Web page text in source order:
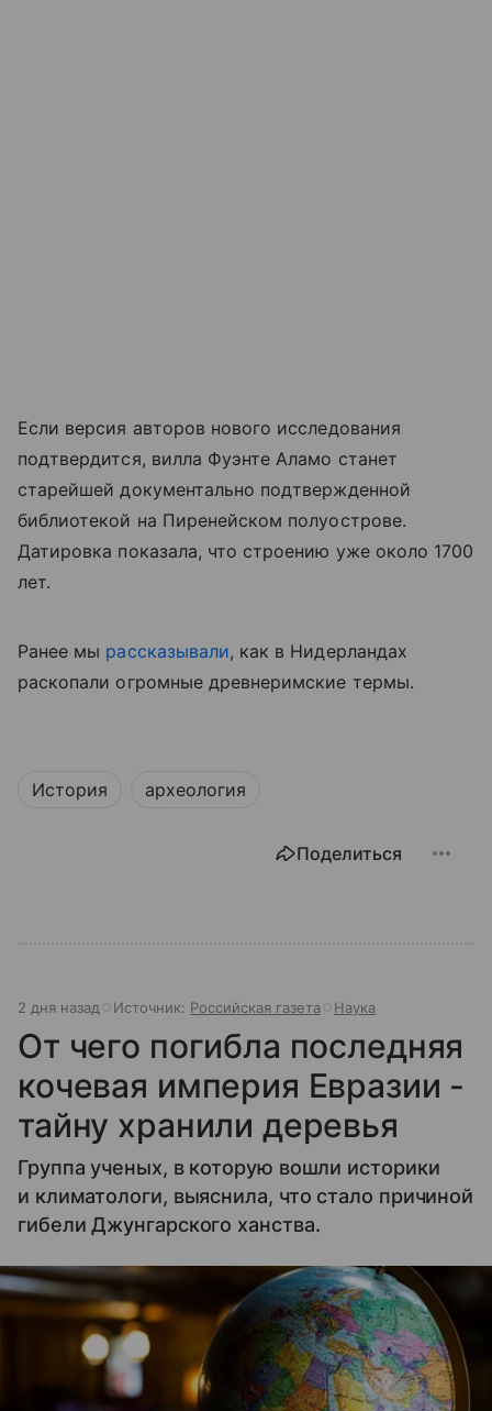
Если версия авторов нового исследования
подтвердится, вилла Фуэнте Аламо станет
старейшей документально подтвержденной
библиотекой на Пиренейском полуострове.
Датировка показала, что строению уже около 1700
лет.
Ранее мы рассказывали, как в Нидерландах
раскопали огромные древнеримские термы.
История археология
Поделиться
2 дня назад Источник: Российская газета Наука
От чего погибла последняя
кочевая империя Евразии -
тайну хранили деревья
Группа ученых, в которую вошли историки
и климатологи, выяснила, что стало причиной
гибели Джунгарского ханства.